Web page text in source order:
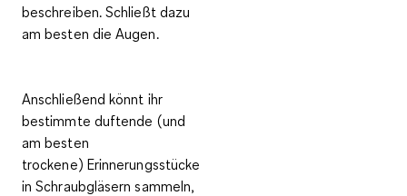
beschreiben. Schließt dazu
am besten die Augen.
Anschließend könnt ihr
bestimmte duftende (und
am besten
trockene) Erinnerungsstücke
in Schraubgläsern sammeln,